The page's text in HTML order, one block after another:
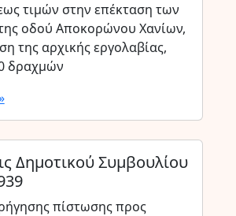
τιμών στην επέκταση των
οδού Αποκορώνου Χανίων,
της αρχικής εργολαβίας,
δραχμών
Δημοτικού Συμβουλίου
πίστωσης προς